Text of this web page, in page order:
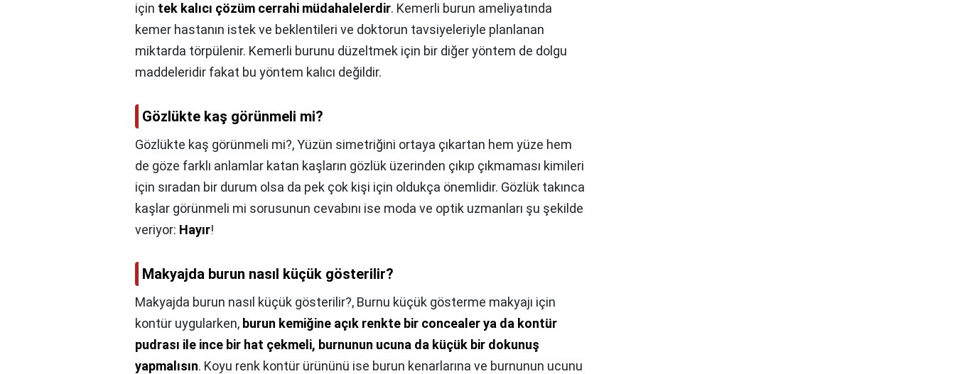
için tek kalıcı çözüm cerrahi müdahalelerdir. Kemerli burun ameliyatında
kemer hastanın istek ve beklentileri ve doktorun tavsiyeleriyle planlanan
miktarda törpülenir. Kemerli burunu düzeltmek için bir diğer yöntem de dolgu
maddeleridir fakat bu yöntem kalıcı değildir.
Gözlükte kaş görünmeli mi?
Gözlükte kaş görünmeli mi?,Yüzün simetriğini ortaya çıkartan hem yüze hem
de göze farklı anlamlar katan kaşların gözlük üzerinden çıkıp çıkmaması kimileri
için sıradan bir durum olsa da pek çok kişi için oldukça önemlidir. Gözlük takınca
kaşlar görünmeli mi sorusunun cevabını ise moda ve optik uzmanları şu şekilde
veriyor: Hayır!
Makyajda burun nasıl küçük gösterilir?
Makyajda burun nasıl küçük gösterilir?, Burnu küçük gösterme makyajı için
kontür uygularken, burun kemiğine açık renkte bir concealer ya da kontür
pudrası ile ince bir hat çekmeli, burnunun ucuna da küçük bir dokunuş
yapmalısın. Koyu renk kontür ürününü ise burun kenarlarına ve burnunun ucunu